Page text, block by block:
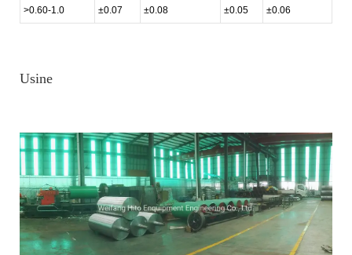
>0.60-1.0 ±0.07 ±0.08 ±0.05 ±0.06
Usine